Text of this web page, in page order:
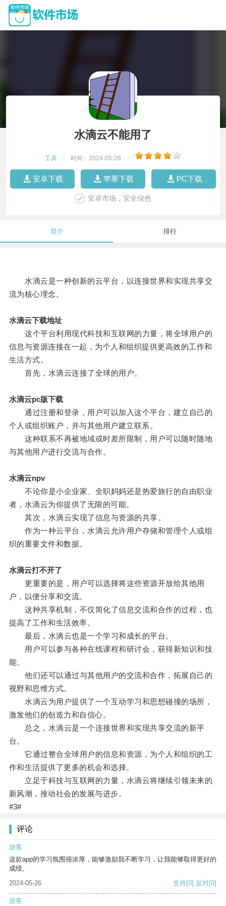
水滴云不能用了
工具 时间：2024-05-26
安卓下载 苹果下载 PC下载
安卓市场，安全绿色
简介 排行
水滴云是一种创新的云平台，以连接世界和实现共享交
流为核心理念。
水滴云下载地址
这个平台利用现代科技和互联网的力量，将全球用户的
信息与资源连接在一起，为个人和组织提供更高效的工作和
生活方式。
首先，水滴云连接了全球的用户。
水滴云pc版下载
通过注册和登录，用户可以加入这个平台，建立自己的
个人或组织账户，并与其他用户建立联系。
这种联系不再被地域或时差所限制，用户可以随时随地
与其他用户进行交流与合作。
水滴云npv
不论你是小企业家、全职妈妈还是热爱旅行的自由职业
者，水滴云为你提供了无限的可能。
其次，水滴云实现了信息与资源的共享。
作为一种云平台，水滴云允许用户存储和管理个人或组
织的重要文件和数据。
水滴云打不开了
更重要的是，用户可以选择将这些资源开放给其他用
户，以便分享和交流。
这种共享机制，不仅简化了信息交流和合作的过程，也
提高了工作和生活效率。
最后，水滴云也是一个学习和成长的平台。
用户可以参与各种在线课程和研讨会，获得新知识和技
能。
他们还可以通过与其他用户的交流和合作，拓展自己的
视野和思维方式。
水滴云为用户提供了一个互动学习和思想碰撞的场所，
激发他们的创造力和自信心。
总之，水滴云是一个连接世界和实现共享交流的新平
台。
它通过整合全球用户的信息和资源，为个人和组织的工
作和生活提供了更多的机会和选择。
立足于科技与互联网的力量，水滴云将继续引领未来的
新风潮，推动社会的发展与进步。
#3#
评论
游客
这款app的学习氛围很浓厚，能够激励我不断学习，让我能够取得更好的
成绩。
2024-05-26
支持[0] 反对[0]
游客